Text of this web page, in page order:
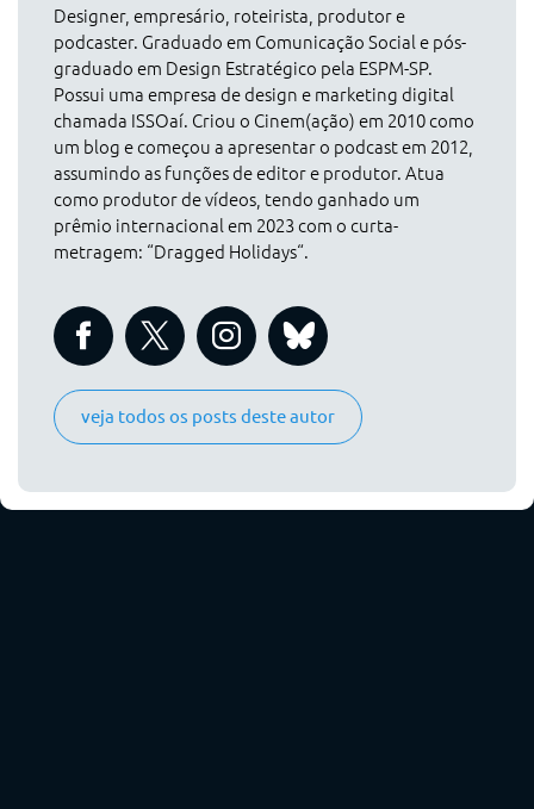
Designer, empresário, roteirista, produtor e
podcaster. Graduado em Comunicação Social e pós-
graduado em Design Estratégico pela ESPM-SP.
Possui uma empresa de design e marketing digital
chamada ISSOaí. Criou o Cinem(ação) em 2010 como
um blog e começou a apresentar o podcast em 2012,
assumindo as funções de editor e produtor. Atua
como produtor de vídeos, tendo ganhado um
prêmio internacional em 2023 com o curta-
metragem: “Dragged Holidays“.
veja todos os posts deste autor